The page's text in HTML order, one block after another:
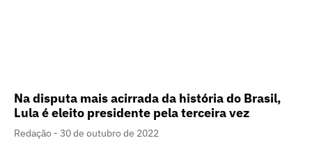
Na disputa mais acirrada da história do Brasil,
Lula é eleito presidente pela terceira vez
Redação
30 de outubro de 2022